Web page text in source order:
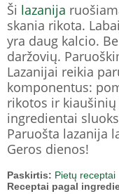
Ši lazanija
skania rikota.
yra daug kalcio.
daržovių.
Lazanijai reikia
komponentus:
rikotos ir
ingredientai
Paruošta lazanija
Geros dienos!
Paskirtis: Pietų receptai
Receptai pagal